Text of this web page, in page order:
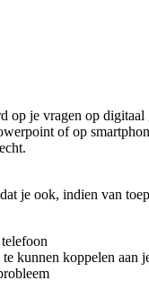
op je vragen op
of op
je ook, indien van
kunnen koppelen aan